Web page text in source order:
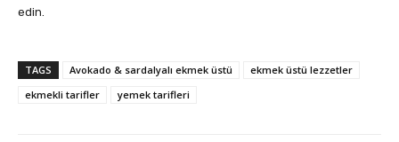
edin.
TAGS Avokado & sardalyalı ekmek üstü
ekmek üstü lezzetler
ekmekli tarifler
yemek tarifleri